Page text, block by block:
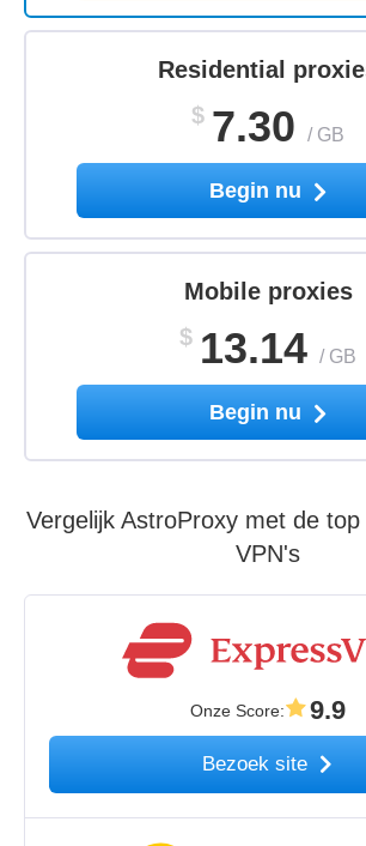
Residential
$ 7.30 / GB
Begin nu
Mobile proxies
$ 13.14 / GB
Begin nu
Vergelijk AstroProxy met de
VPN's
Onze Score: 9.9
Bezoek site